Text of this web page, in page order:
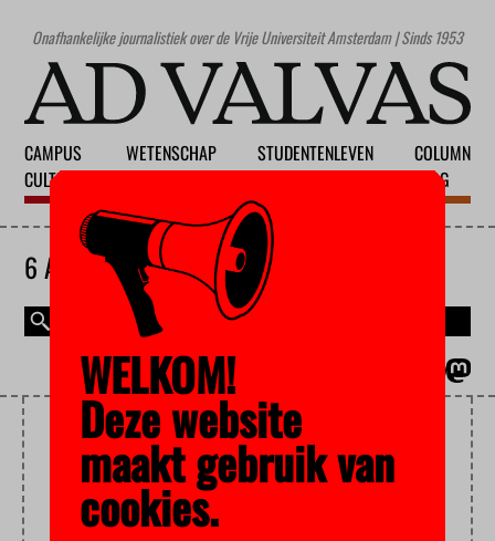
Onafhankelijke journalistiek over de Vrije Universiteit Amsterdam | Sinds 1953
CAMPUS
CULTUUR
WETENSCHAP
STUDENTENLEVEN
COLUMN
BLOG
6 AUGUSTUS 2026
PRIVAATRECHT
WELKOM!
Deze website
maakt gebruik van
cookies.